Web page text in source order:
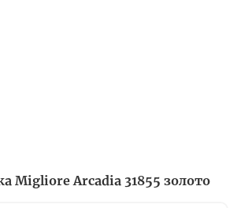
Migliore Arcadia 31855 золото